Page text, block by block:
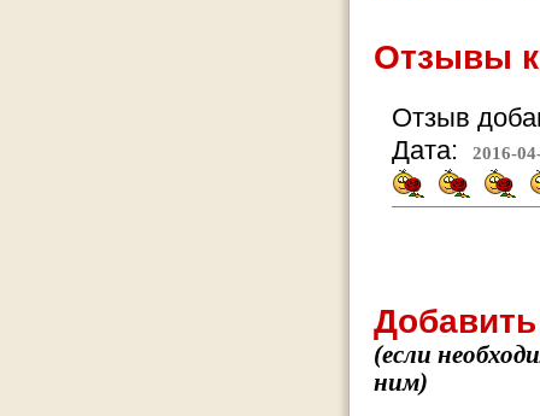
Отзывы
Отзыв
Дата:
2016-
(если
ним)